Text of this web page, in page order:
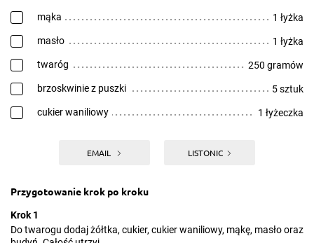
mąka 1 łyżka
masło 1 łyżka
twaróg 250 gramów
brzoskwinie z puszki 5 sztuk
cukier waniliowy 1 łyżeczka
EMAIL LISTONIC
Przygotowanie krok po kroku
Krok 1
Do twarogu dodaj żółtka, cukier, cukier waniliowy, mąkę, masło oraz